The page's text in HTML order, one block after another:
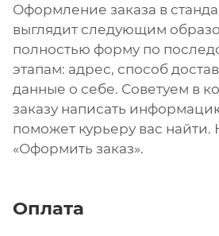
Оформление заказа в
выглядит следующим
полностью форму по
этапам: адрес, способ
данные о себе. Советуем в
заказу написать
поможет курьеру вас
«Оформить заказ».
Оплата